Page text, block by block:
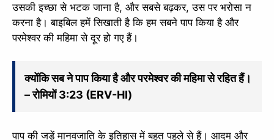
उसकी इच्छा से भटक जाना है, और सबसे बढ़कर, उस पर भरोसा न
करना है। बाइबिल हमें सिखाती है कि हम सबने पाप किया है और
परमेश्वर की महिमा से दूर हो गए हैं।
क्योंकि सब ने पाप किया है और परमेश्वर की महिमा से रहित हैं।
– रोमियों 3:23 (ERV-HI)
पाप की जड़ें मानवजाति के इतिहास में बहुत पहले से हैं। आदम और